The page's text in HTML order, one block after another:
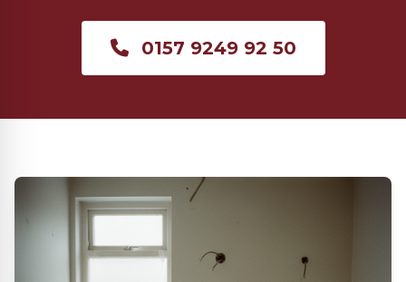
0157 9249 92 50